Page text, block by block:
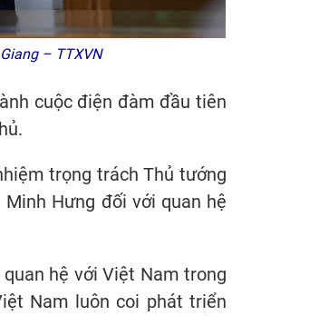
– TTXVN
cuộc điện đàm đầu tiên
trọng trách Thủ tướng
Hưng đối với quan hệ
hệ với Việt Nam trong
Nam luôn coi phát triển